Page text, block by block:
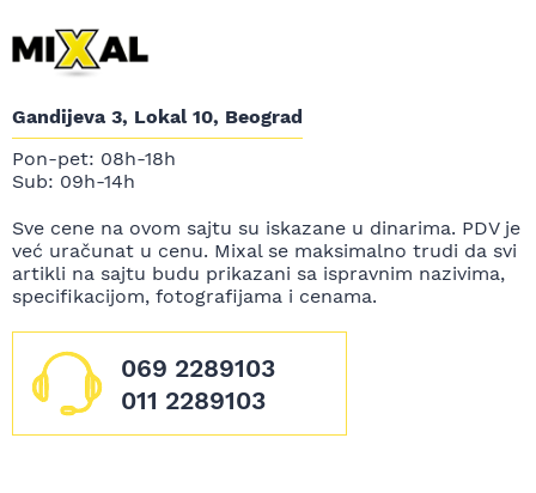
Gandijeva 3, Lokal 10, Beograd
Pon-pet: 08h-18h
Sub: 09h-14h
Sve cene na ovom sajtu su iskazane u dinarima. PDV je
već uračunat u cenu. Mixal se maksimalno trudi da svi
artikli na sajtu budu prikazani sa ispravnim nazivima,
specifikacijom, fotografijama i cenama.
069 2289103
011 2289103